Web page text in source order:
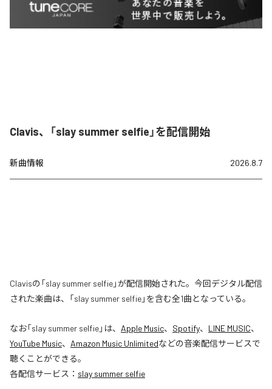
Clavis、「slay summer selfie」を配信開始
新曲情報 2026.8.7
Clavisの「slay summer selfie」が配信開始された。今回デジタル配信
された楽曲は、「slay summer selfie」を含む全1曲となっている。
なお「slay summer selfie」は、 Apple Music、 Spotify、 LINE MUSIC、
YouTube Music、 Amazon Music Unlimitedなどの音楽配信サービスで
聴くことができる。
各配信サービス： slay summer selfie